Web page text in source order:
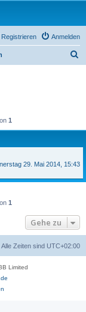
Anmelden
Registrieren
1
29. Mai 2014, 15:43
1
Gehe zu
Alle Zeiten sind UTC+02:00
Limited